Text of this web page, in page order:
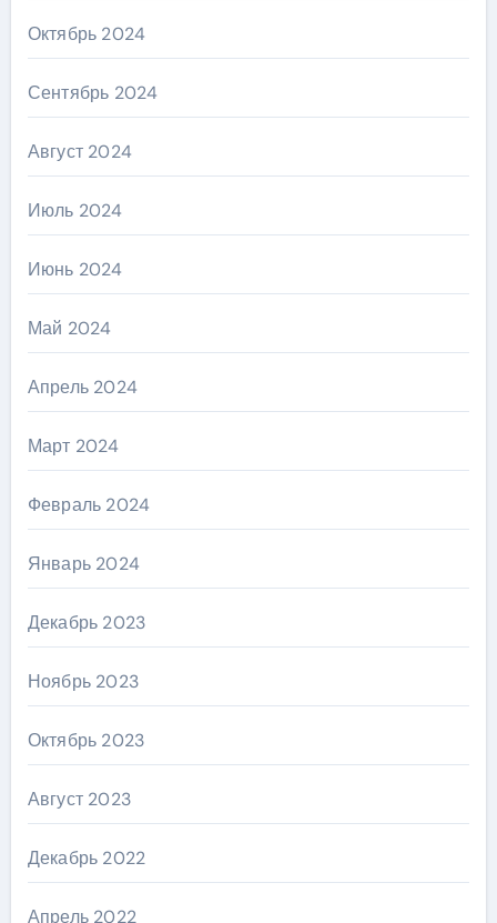
Октябрь 2024
Сентябрь 2024
Август 2024
Июль 2024
Июнь 2024
Май 2024
Апрель 2024
Март 2024
Февраль 2024
Январь 2024
Декабрь 2023
Ноябрь 2023
Октябрь 2023
Август 2023
Декабрь 2022
Апрель 2022